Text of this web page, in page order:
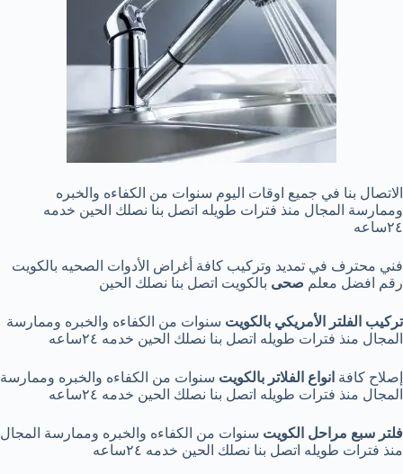
الاتصال بنا في جميع اوقات اليوم سنوات من الكفاءه والخبره
وممارسة المجال منذ فترات طويله اتصل بنا نصلك الحين خدمه
٢٤ساعه
فني محترف في تمديد وتركيب كافة أغراض الأدوات الصحيه بالكويت
رقم افضل معلم صحى بالكويت اتصل بنا نصلك الحين
تركيب الفلتر الأمريكي بالكويت سنوات من الكفاءه والخبره وممارسة
المجال منذ فترات طويله اتصل بنا نصلك الحين خدمه ٢٤ساعه
إصلاح كافة انواع الفلاتر بالكويت سنوات من الكفاءه والخبره وممارسة
المجال منذ فترات طويله اتصل بنا نصلك الحين خدمه ٢٤ساعه
فلتر سبع مراحل الكويت سنوات من الكفاءه والخبره وممارسة المجال
منذ فترات طويله اتصل بنا نصلك الحين خدمه ٢٤ساعه